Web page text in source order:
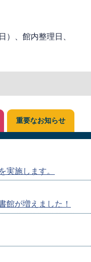
）、館内整理日、
実施します。
館が増えました！
重要なお知らせ